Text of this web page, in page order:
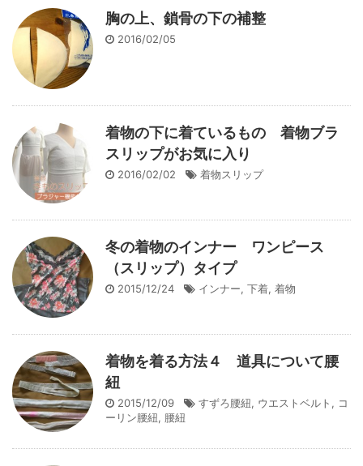
胸の上、鎖骨の下の補整
2016/02/05
着物の下に着ているもの 着物ブラ
スリップがお気に入り
2016/02/02 着物スリップ
冬の着物のインナー ワンピース
（スリップ）タイプ
2015/12/24 インナー, 下着, 着物
着物を着る方法４ 道具について腰
紐
2015/12/09 すずろ腰紐, ウエストベルト , コ
ーリン腰紐, 腰紐